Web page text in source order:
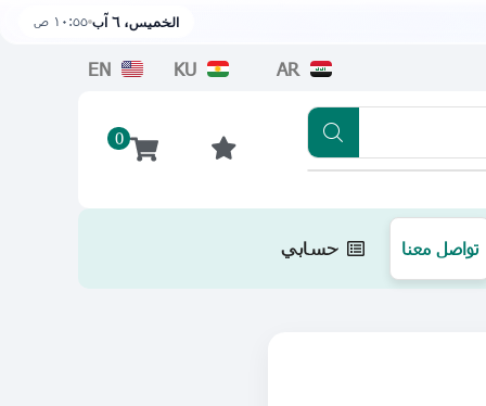
الخميس، ٦ آب ١٠:٥٥ ص
AR
KU
EN
0
تطبيقنا متوفر الآن على متجر أبل اضغط
تواصل معنا حسابي